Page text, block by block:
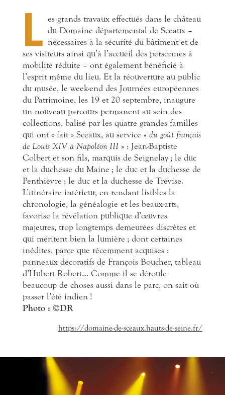
L es grands travaux effectués dans le château
du Domaine départemental de Sceaux –
nécessaires à la sécurité du bâtiment et de
ses visiteurs ainsi qu’à l’accueil des personnes à
mobilité réduite – ont également bénéficié à
l’esprit même du lieu. Et la réouverture au public
du musée, le week-end des Journées européennes
du Patrimoine, les 19 et 20 septembre, inaugure
un nouveau parcours permanent au sein des
collections, balisé par les quatre grandes familles
qui ont « fait » Sceaux, au service « du goût français
de Louis XIV à Napoléon III » : Jean-Baptiste
Colbert et son fils, marquis de Seignelay ; le duc
et la duchesse du Maine ; le duc et la duchesse de
Penthièvre ; le duc et la duchesse de Trévise.
L’itinéraire intérieur, en rendant lisibles la
chronologie, la généalogie et les beaux-arts,
favorise la révélation publique d’œuvres
majeures, trop longtemps demeurées discrètes et
qui méritent bien la lumière ; dont certaines
inédites, parce que récemment acquises :
panneaux décoratifs de François Boucher, tableau
d’Hubert Robert… Comme il se déroule
beaucoup de choses aussi dans le parc, on sait où
passer l’été indien !
Photo : ©DR
https://domaine-de-sceaux.hauts-de-seine.fr/